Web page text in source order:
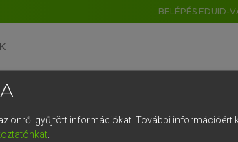
BELÉPÉS EDUID-
önről gyűjtött információkat. További információért
.
ES IT NL